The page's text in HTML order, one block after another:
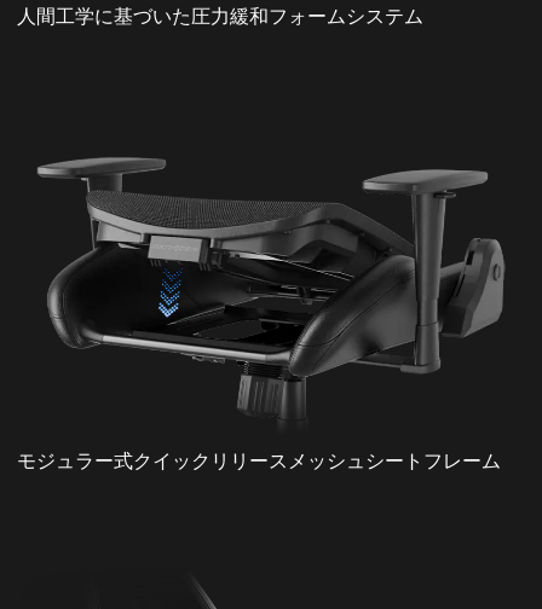
人間工学に基づいた圧力緩和フォームシステム
モジュラー式クイックリリースメッシュシートフレーム